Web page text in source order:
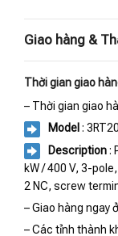
Giao hàng &
Thời gian giao
– Thời gian giao
Model :
Description:
kW / 400 V, 3-
2 NC, screw
– Giao hàng ngay
– Các tỉnh thành